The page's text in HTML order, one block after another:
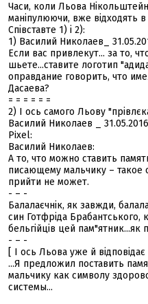
Часи, коли Льова
маніпулюючи, вже відходять
Співставте 1) і 2):
1) Василий Николаев_
Если вас привлекут... за то,
шьете...ставите логотип
оправдание говорить, что
Дасаева?
= = = = = =
2) І ось самого Льову
Василий Николаев _
Pixel:
Василий Николаев:
А то, что можно ставить
писающему мальчику – такое
прийти не может.
- – -
Балалаєчнік, як завжди,
син Готфріда Брабантського,
бельгійців цей пам"ятник...як
- – -
[ І ось Льова уже й
...Я предложил поставить
мальчику как символу
системы...